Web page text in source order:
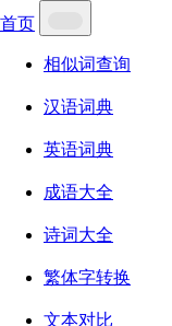
首页
相似词查询
汉语词典
英语词典
成语大全
诗词大全
繁体字转换
文本对比